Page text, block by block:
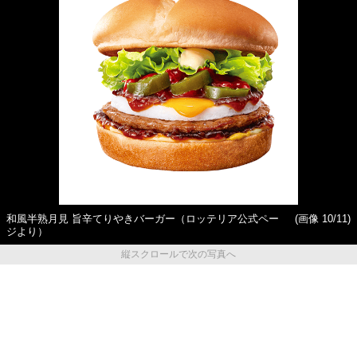
和風半熟月見 旨辛てりやきバーガー（ロッテリア公式ペー
ジより）
(画像 10/11)
縦スクロールで次の写真へ